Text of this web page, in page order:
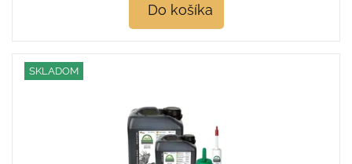
Do košíka
SKLADOM